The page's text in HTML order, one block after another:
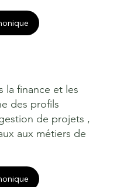
la finance et les
des profils
de projets ,
aux métiers de